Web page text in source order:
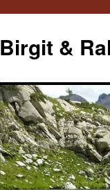
contenu
Birgit &